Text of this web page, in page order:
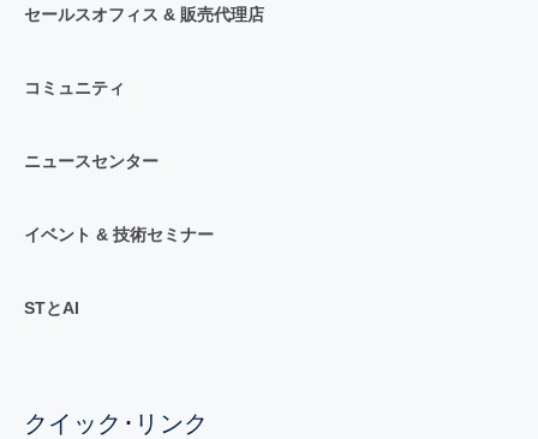
セールスオフィス & 販売代理店
コミュニティ
ニュースセンター
イベント & 技術セミナー
STとAI
クイック･リンク